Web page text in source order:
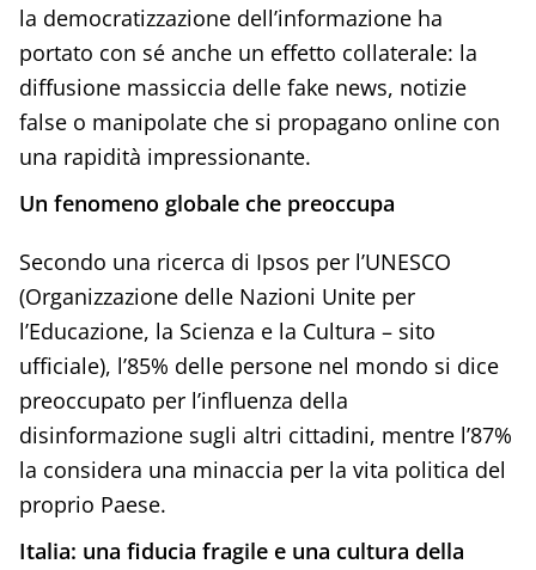
la democratizzazione dell’informazione ha
portato con sé anche un effetto collaterale: la
diffusione massiccia delle fake news, notizie
false o manipolate che si propagano online con
una rapidità impressionante.
Un fenomeno globale che preoccupa
Secondo una ricerca di Ipsos per l’UNESCO
(Organizzazione delle Nazioni Unite per
l’Educazione, la Scienza e la Cultura – sito
ufficiale), l’85% delle persone nel mondo si dice
preoccupato per l’influenza della
disinformazione sugli altri cittadini, mentre l’87%
la considera una minaccia per la vita politica del
proprio Paese.
Italia: una fiducia fragile e una cultura della